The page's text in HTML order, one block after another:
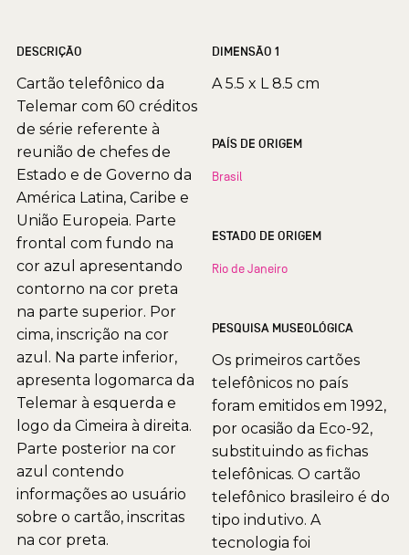
DESCRIÇÃO
Cartão telefônico da
Telemar com 60 créditos
de série referente à
reunião de chefes de
Estado e de Governo da
América Latina, Caribe e
União Europeia. Parte
frontal com fundo na
cor azul apresentando
contorno na cor preta
na parte superior. Por
cima, inscrição na cor
azul. Na parte inferior,
apresenta logomarca da
Telemar à esquerda e
logo da Cimeira à direita.
Parte posterior na cor
azul contendo
informações ao usuário
sobre o cartão, inscritas
na cor preta.
DIMENSÃO 1
A 5.5 x L 8.5 cm
PAÍS DE ORIGEM
Brasil
ESTADO DE ORIGEM
Rio de Janeiro
PESQUISA MUSEOLÓGICA
Os primeiros cartões
telefônicos no país
foram emitidos em 1992,
por ocasião da Eco-92,
substituindo as fichas
telefônicas. O cartão
telefônico brasileiro é do
tipo indutivo. A
tecnologia foi